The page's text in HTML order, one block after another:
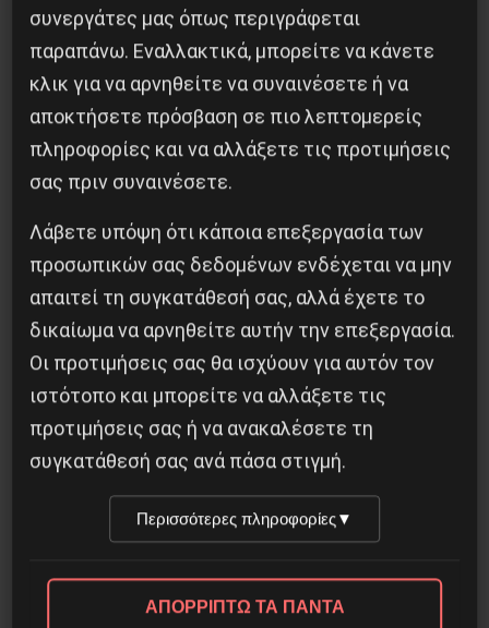
Η Eπανάσταση της 19 Ιουλίου 1936 στην
Iσπανία
5 Αυγούστου 2026
συνεργάτες μας όπως περιγράφεται
παραπάνω. Εναλλακτικά, μπορείτε να κάνετε
κλικ για να αρνηθείτε να συναινέσετε ή να
αποκτήσετε πρόσβαση σε πιο λεπτομερείς
πληροφορίες και να αλλάξετε τις προτιμήσεις
σας πριν συναινέσετε.
Λάβετε υπόψη ότι κάποια επεξεργασία των
προσωπικών σας δεδομένων ενδέχεται να μην
απαιτεί τη συγκατάθεσή σας, αλλά έχετε το
δικαίωμα να αρνηθείτε αυτήν την επεξεργασία.
Οι προτιμήσεις σας θα ισχύουν για αυτόν τον
ιστότοπο και μπορείτε να αλλάξετε τις
προτιμήσεις σας ή να ανακαλέσετε τη
συγκατάθεσή σας ανά πάσα στιγμή.
Περισσότερες πληροφορίες▼
ΑΠΟΡΡΙΠΤΩ ΤΑ ΠΑΝΤΑ